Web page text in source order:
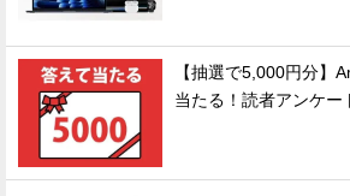
【抽選で5,000円分】
当たる！読者アンケー